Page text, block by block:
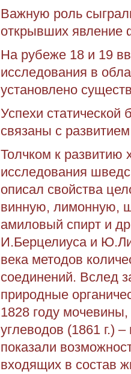
Важную роль
открывших явление
На рубеже 18 и 19
исследования в
установлено
Успехи
связаны с
Толчком к развитию
исследования
описал свойства
винную, лимонную,
амиловый спирт и
И.Берцелиуса и
века методов
соединений. Вслед
природные
1828 году мочевины,
углеводов (1861 г.)
показали
входящих в состав